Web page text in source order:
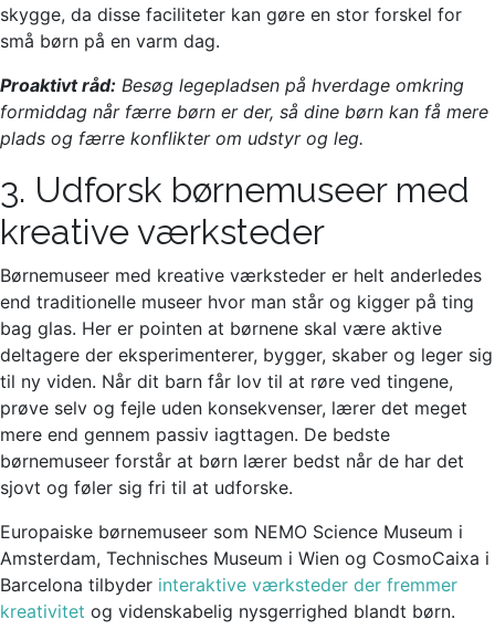
skygge, da disse faciliteter kan gøre en stor forskel for
små børn på en varm dag.
Proaktivt råd: Besøg legepladsen på hverdage omkring
formiddag når færre børn er der, så dine børn kan få mere
plads og færre konflikter om udstyr og leg.
3. Udforsk børnemuseer med
kreative værksteder
Børnemuseer med kreative værksteder er helt anderledes
end traditionelle museer hvor man står og kigger på ting
bag glas. Her er pointen at børnene skal være aktive
deltagere der eksperimenterer, bygger, skaber og leger sig
til ny viden. Når dit barn får lov til at røre ved tingene,
prøve selv og fejle uden konsekvenser, lærer det meget
mere end gennem passiv iagttagen. De bedste
børnemuseer forstår at børn lærer bedst når de har det
sjovt og føler sig fri til at udforske.
Europaiske børnemuseer som NEMO Science Museum i
Amsterdam, Technisches Museum i Wien og CosmoCaixa i
Barcelona tilbyder interaktive værksteder der fremmer
kreativitet og videnskabelig nysgerrighed blandt børn.